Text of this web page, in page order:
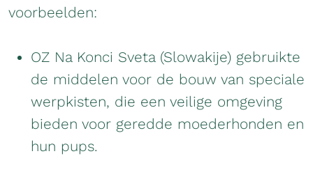
voorbeelden:
OZ Na Konci Sveta (Slowakije) gebruikte
de middelen voor de bouw van speciale
werpkisten, die een veilige omgeving
bieden voor geredde moederhonden en
hun pups.